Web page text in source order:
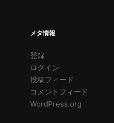
メタ情報
登録
ログイン
投稿フィード
コメントフィード
WordPress.org